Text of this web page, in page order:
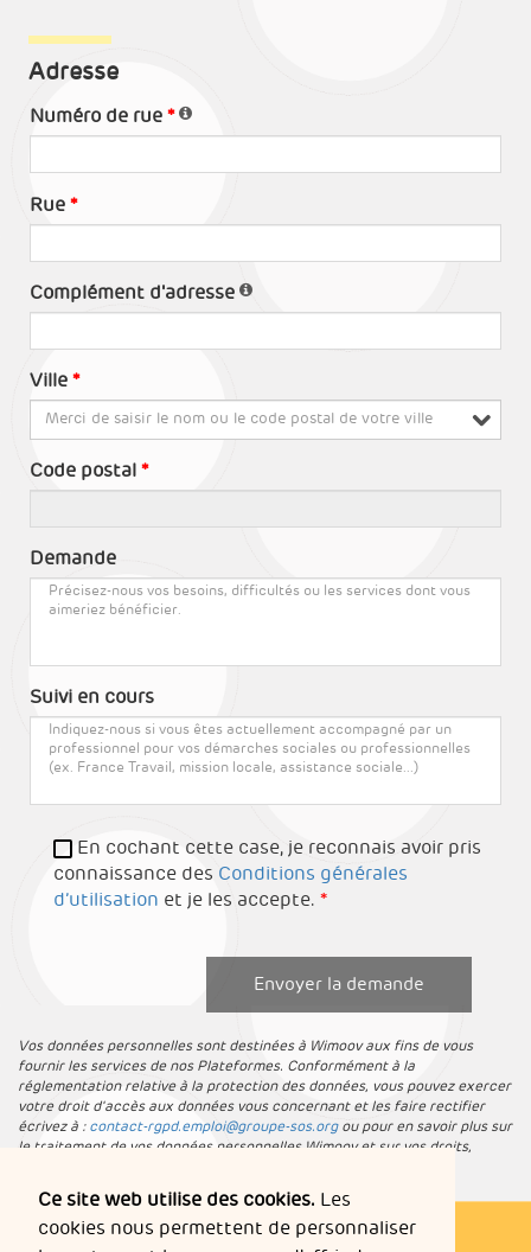
Ce site web utilise des cookies. Les
cookies nous permettent de personnaliser
Adresse
Numéro de rue
Rue
Complément d'adresse
Ville
Merci de saisir le nom ou le code postal de votre ville
Code postal
Demande
Suivi en cours
En cochant cette case, je reconnais avoir pris
connaissance des Conditions générales
d’utilisation et je les accepte.
Envoyer la demande
Vos données personnelles sont destinées à Wimoov aux fins de vous
fournir les services de nos Plateformes. Conformément à la
réglementation relative à la protection des données, vous pouvez exercer
votre droit d'accès aux données vous concernant et les faire rectifier
écrivez à : contact-rgpd.emploi@groupe-sos.orgou pour en savoir plus sur
le traitement de vos données personnelles Wimoov et sur vos droits,